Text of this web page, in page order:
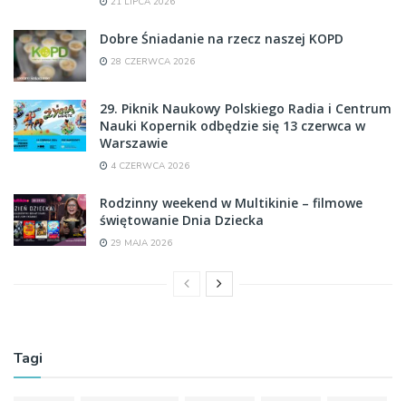
Dobre Śniadanie na rzecz naszej KOPD
28 CZERWCA 2026
29. Piknik Naukowy Polskiego Radia i Centrum
Nauki Kopernik odbędzie się 13 czerwca w
Warszawie
4 CZERWCA 2026
Rodzinny weekend w Multikinie – filmowe
świętowanie Dnia Dziecka
29 MAJA 2026
Tagi